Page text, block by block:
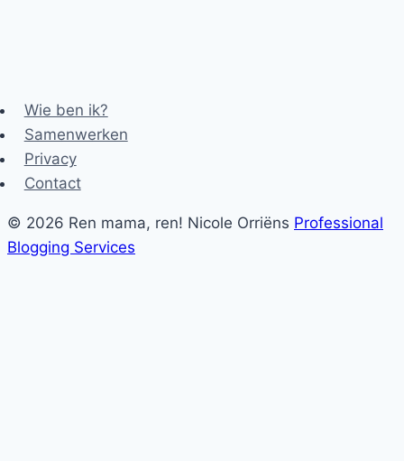
Wie ben ik?
Samenwerken
Privacy
Contact
© 2026 Ren mama, ren! Nicole Orriëns Professional
Blogging Services